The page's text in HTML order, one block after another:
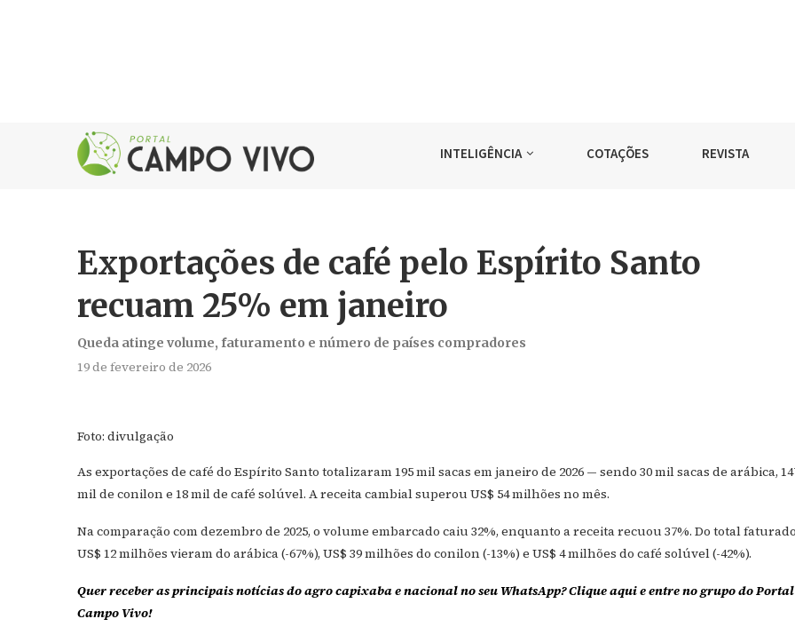
INTELIGÊNCIA COTAÇÕES REVISTA
Exportações de café pelo Espírito Santo
recuam 25% em janeiro
Queda atinge volume, faturamento e número de países compradores
19 de fevereiro de 2026
Foto: divulgação
As exportações de café do Espírito Santo totalizaram 195 mil sacas em janeiro de 2026 — sendo 30 mil sacas de arábica,
mil de conilon e 18 mil de café solúvel. A receita cambial superou US$ 54 milhões no mês.
Na comparação com dezembro de 2025, o volume embarcado caiu 32%, enquanto a receita recuou 37%. Do total
US$ 12 milhões vieram do arábica (-67%), US$ 39 milhões do conilon (-13%) e US$ 4 milhões do café solúvel (-42%).
Quer receber as principais notícias do agro capixaba e nacional no seu WhatsApp? Clique aqui e entre no grupo do Portal
Campo Vivo!